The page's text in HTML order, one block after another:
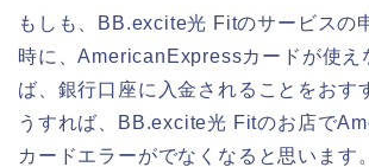
もしも、BB.excite光 Fitのサービスの
時に、AmericanExpressカードが使え
ば、銀行口座に入金されることをおす
うすれば、BB.excite光 Fitのお店で
カードエラーがでなくなると思います。